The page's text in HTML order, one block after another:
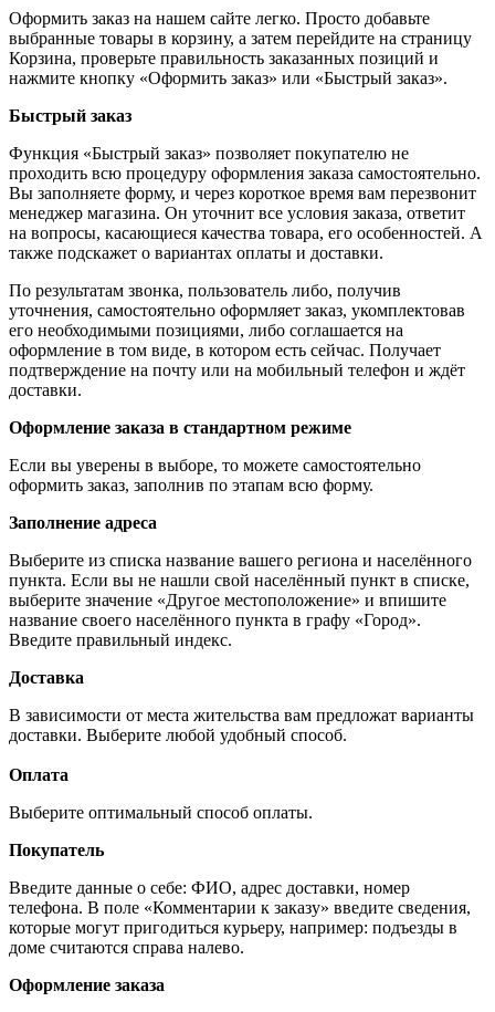
Оформить заказ на нашем сайте легко. Просто добавьте
выбранные товары в корзину, а затем перейдите на страницу
Корзина, проверьте правильность заказанных позиций и
нажмите кнопку «Оформить заказ» или «Быстрый заказ».
Быстрый заказ
Функция «Быстрый заказ» позволяет покупателю не
проходить всю процедуру оформления заказа самостоятельно.
Вы заполняете форму, и через короткое время вам перезвонит
менеджер магазина. Он уточнит все условия заказа, ответит
на вопросы, касающиеся качества товара, его особенностей. А
также подскажет о вариантах оплаты и доставки.
По результатам звонка, пользователь либо, получив
уточнения, самостоятельно оформляет заказ, укомплектовав
его необходимыми позициями, либо соглашается на
оформление в том виде, в котором есть сейчас. Получает
подтверждение на почту или на мобильный телефон и ждёт
доставки.
Оформление заказа в стандартном режиме
Если вы уверены в выборе, то можете самостоятельно
оформить заказ, заполнив по этапам всю форму.
Заполнение адреса
Выберите из списка название вашего региона и населённого
пункта. Если вы не нашли свой населённый пункт в списке,
выберите значение «Другое местоположение» и впишите
название своего населённого пункта в графу «Город».
Введите правильный индекс.
Доставка
В зависимости от места жительства вам предложат варианты
доставки. Выберите любой удобный способ.
Оплата
Выберите оптимальный способ оплаты.
Покупатель
Введите данные о себе: ФИО, адрес доставки, номер
телефона. В поле «Комментарии к заказу» введите сведения,
которые могут пригодиться курьеру, например: подъезды в
доме считаются справа налево.
Оформление заказа